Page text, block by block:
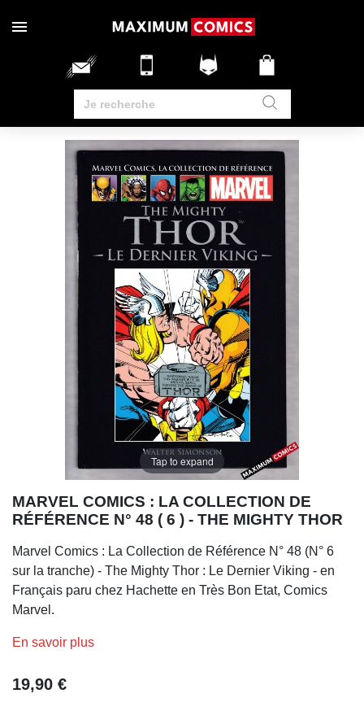
RUPTURE DE STOCK
Tap to expand
MARVEL COMICS : LA COLLECTION DE
RÉFÉRENCE N° 48 ( 6 ) - THE MIGHTY THOR
Marvel Comics : La Collection de Référence N° 48 (N° 6
sur la tranche) - The Mighty Thor : Le Dernier Viking - en
Français paru chez Hachette en Très Bon Etat, Comics
Marvel.
En savoir plus
19,90 €